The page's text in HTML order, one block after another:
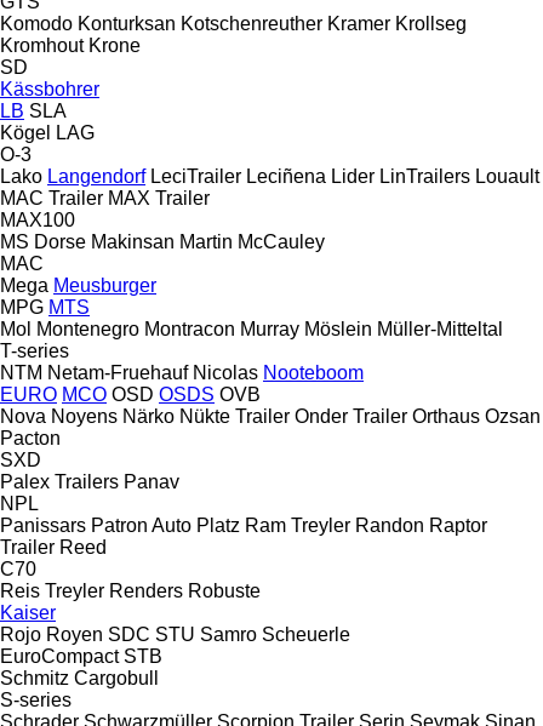
Komodo Konturksan Kotschenreuther Kramer Krollseg
Kromhout Krone
SD
Kässbohrer
LB SLA
Kögel
LAG
O-3
Lako Langendorf LeciTrailer Leciñena Lider LinTrailers Louault
MAC Trailer MAX Trailer
MAX100
MS Dorse Makinsan Martin McCauley
MAC
Mega Meusburger
MPG MTS
Mol Montenegro Montracon Murray Möslein Müller-Mitteltal
T-series
NTM Netam-Fruehauf Nicolas Nooteboom
EURO MCO OSD OSDS OVB
Nova Noyens Närko Nükte Trailer Onder Trailer Orthaus Ozsan
Pacton
SXD
Palex Trailers Panav
NPL
Panissars Patron Auto Platz Ram Treyler Randon Raptor
Trailer Reed
C70
Reis Treyler Renders Robuste
Kaiser
Rojo Royen SDC STU Samro Scheuerle
EuroCompact STB
Schmitz Cargobull
S-series
Schrader Schwarzmüller Scorpion Trailer Serin Seymak Sinan